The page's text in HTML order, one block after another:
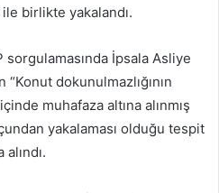
birlikte yakalandı.
sorgulamasında İpsala Asliye
dokunulmazlığının
muhafaza altına alınmış
yakalaması olduğu tespit